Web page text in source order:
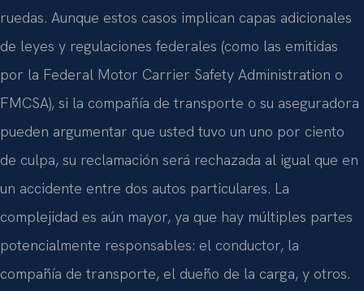
ruedas. Aunque estos casos implican capas adicionales
de leyes y regulaciones federales (como las emitidas
por la Federal Motor Carrier Safety Administration o
FMCSA), si la compañía de transporte o su aseguradora
pueden argumentar que usted tuvo un uno por ciento
de culpa, su reclamación será rechazada al igual que en
un accidente entre dos autos particulares. La
complejidad es aún mayor, ya que hay múltiples partes
potencialmente responsables: el conductor, la
compañía de transporte, el dueño de la carga, y otros.